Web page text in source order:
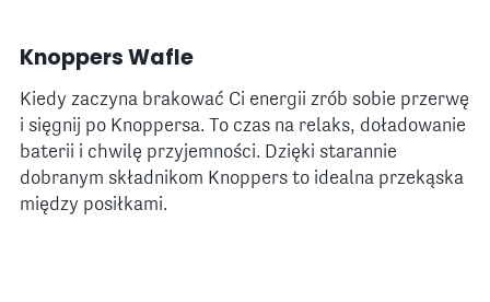
Knoppers Wafle
Kiedy zaczyna brakować Ci energii zrób sobie przerwę
i sięgnij po Knoppersa. To czas na relaks, doładowanie
baterii i chwilę przyjemności. Dzięki starannie
dobranym składnikom Knoppers to idealna przekąska
między posiłkami.